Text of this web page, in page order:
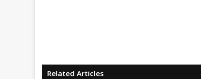
Related Articles